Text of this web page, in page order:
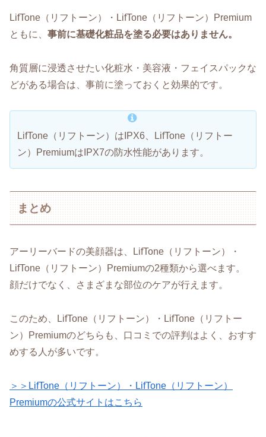
LifTone（リフトーン）・LifTone（リフトーン）Premium
ともに、 事前に基礎化粧品を塗る必要はありません。
角質層に浸透させたい化粧水・美容液・フェイスパックな
どがある場合は、事前に塗っておくと効果的です。
LifTone（リフトーン）はIPX6、LifTone（リフトー
ン）PremiumはIPX7の防水性能があります。
まとめ
アーリーバードの美顔器は、LifTone（リフトーン）・
LifTone（リフトーン）Premiumの2種類から選べます。
顔だけでなく、さまざまな部位のケアが行えます。
このため、LifTone（リフトーン）・LifTone（リフトー
ン）Premiumのどちらも、口コミでの評判はよく、おすす
めする人が多いです。
＞＞LifTone（リフトーン）・LifTone（リフトーン）
Premiumの公式サイトはこちら